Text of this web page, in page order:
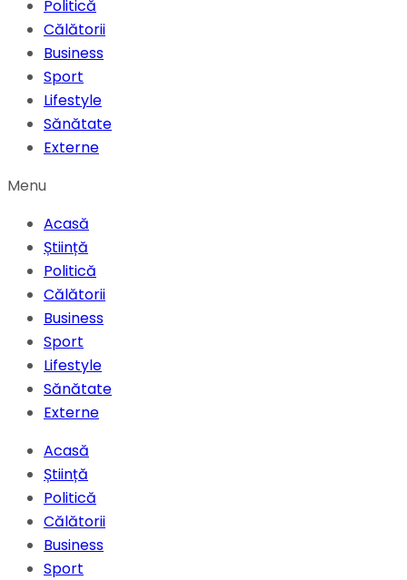
Politică
Călătorii
Business
Sport
Lifestyle
Sănătate
Externe
Menu
Acasă
Știință
Politică
Călătorii
Business
Sport
Lifestyle
Sănătate
Externe
Acasă
Știință
Politică
Călătorii
Business
Sport